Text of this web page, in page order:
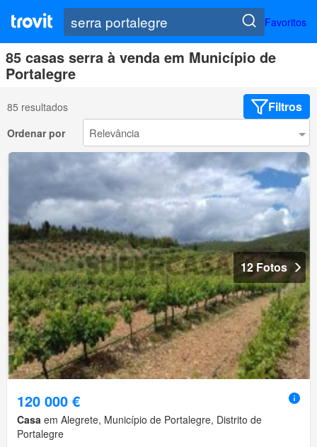
Favoritos
85 casas serra à venda em Município de
Portalegre
85 resultados Filtros
Ordenar por
12 Fotos
120 000 €
Casa em Alegrete, Município de Portalegre, Distrito de
Portalegre